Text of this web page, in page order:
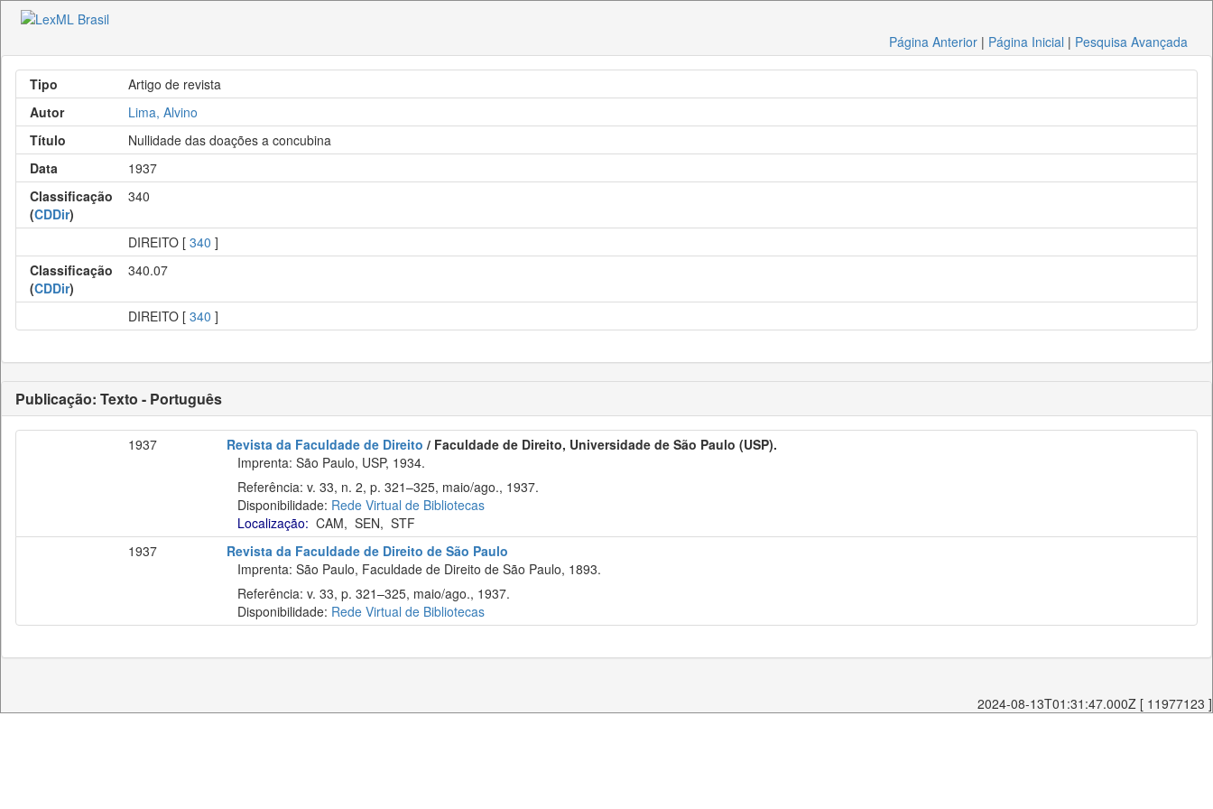
Página Anterior | Página Inicial | Pesquisa Avançada
Tipo
Artigo de revista
Autor
Lima, Alvino
Título
Nullidade das doações a concubina
Data
1937
Classificação
(CDDir)
340
DIREITO [ 340 ]
Classificação
(CDDir)
340.07
DIREITO [ 340 ]
Publicação: Texto - Português
1937 Revista da Faculdade de Direito / Faculdade de Direito, Universidade de São Paulo (USP).
Imprenta: São Paulo, USP, 1934.
Referência: v. 33, n. 2, p. 321–325, maio/ago., 1937.
Disponibilidade: Rede Virtual de Bibliotecas
Localização: CAM, SEN, STF
1937
Revista da Faculdade de Direito de São Paulo
Imprenta: São Paulo, Faculdade de Direito de São Paulo, 1893.
Referência: v. 33, p. 321–325, maio/ago., 1937.
Disponibilidade: Rede Virtual de Bibliotecas
2024-08-13T01:31:47.000Z [ 11977123 ]